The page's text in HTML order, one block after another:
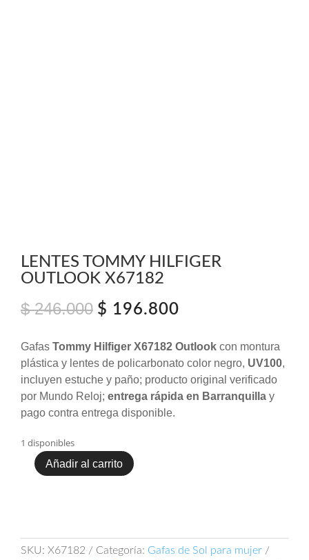
LENTES TOMMY HILFIGER
OUTLOOK X67182
$246.000 El
original
era:
$ 246.000.
$ 196.800
actual
es:
$ 196.800.
Gafas Tommy Hilfiger X67182 Outlook con montura
plástica y lentes de policarbonato color negro, UV100,
incluyen estuche y paño; producto original verificado
por Mundo Reloj; entrega rápida en Barranquilla y
pago contra entrega disponible.
1 disponibles
LENTES
cantidad
Añadir al carrito
SKU: X67182 Categoría: Gafas de Sol para mujer